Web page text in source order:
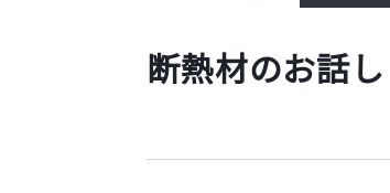
断熱材のお話し